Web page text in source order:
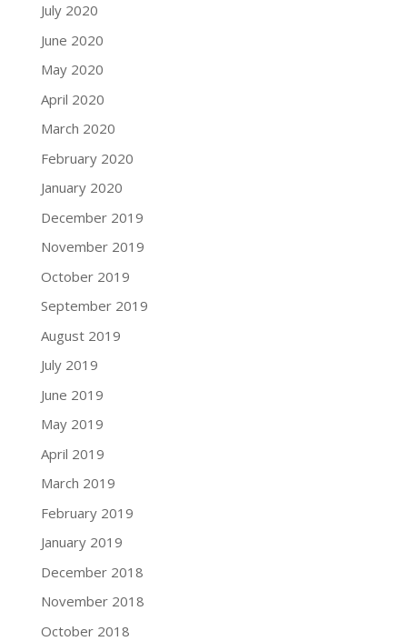
July 2020
June 2020
May 2020
April 2020
March 2020
February 2020
January 2020
December 2019
November 2019
October 2019
September 2019
August 2019
July 2019
June 2019
May 2019
April 2019
March 2019
February 2019
January 2019
December 2018
November 2018
October 2018